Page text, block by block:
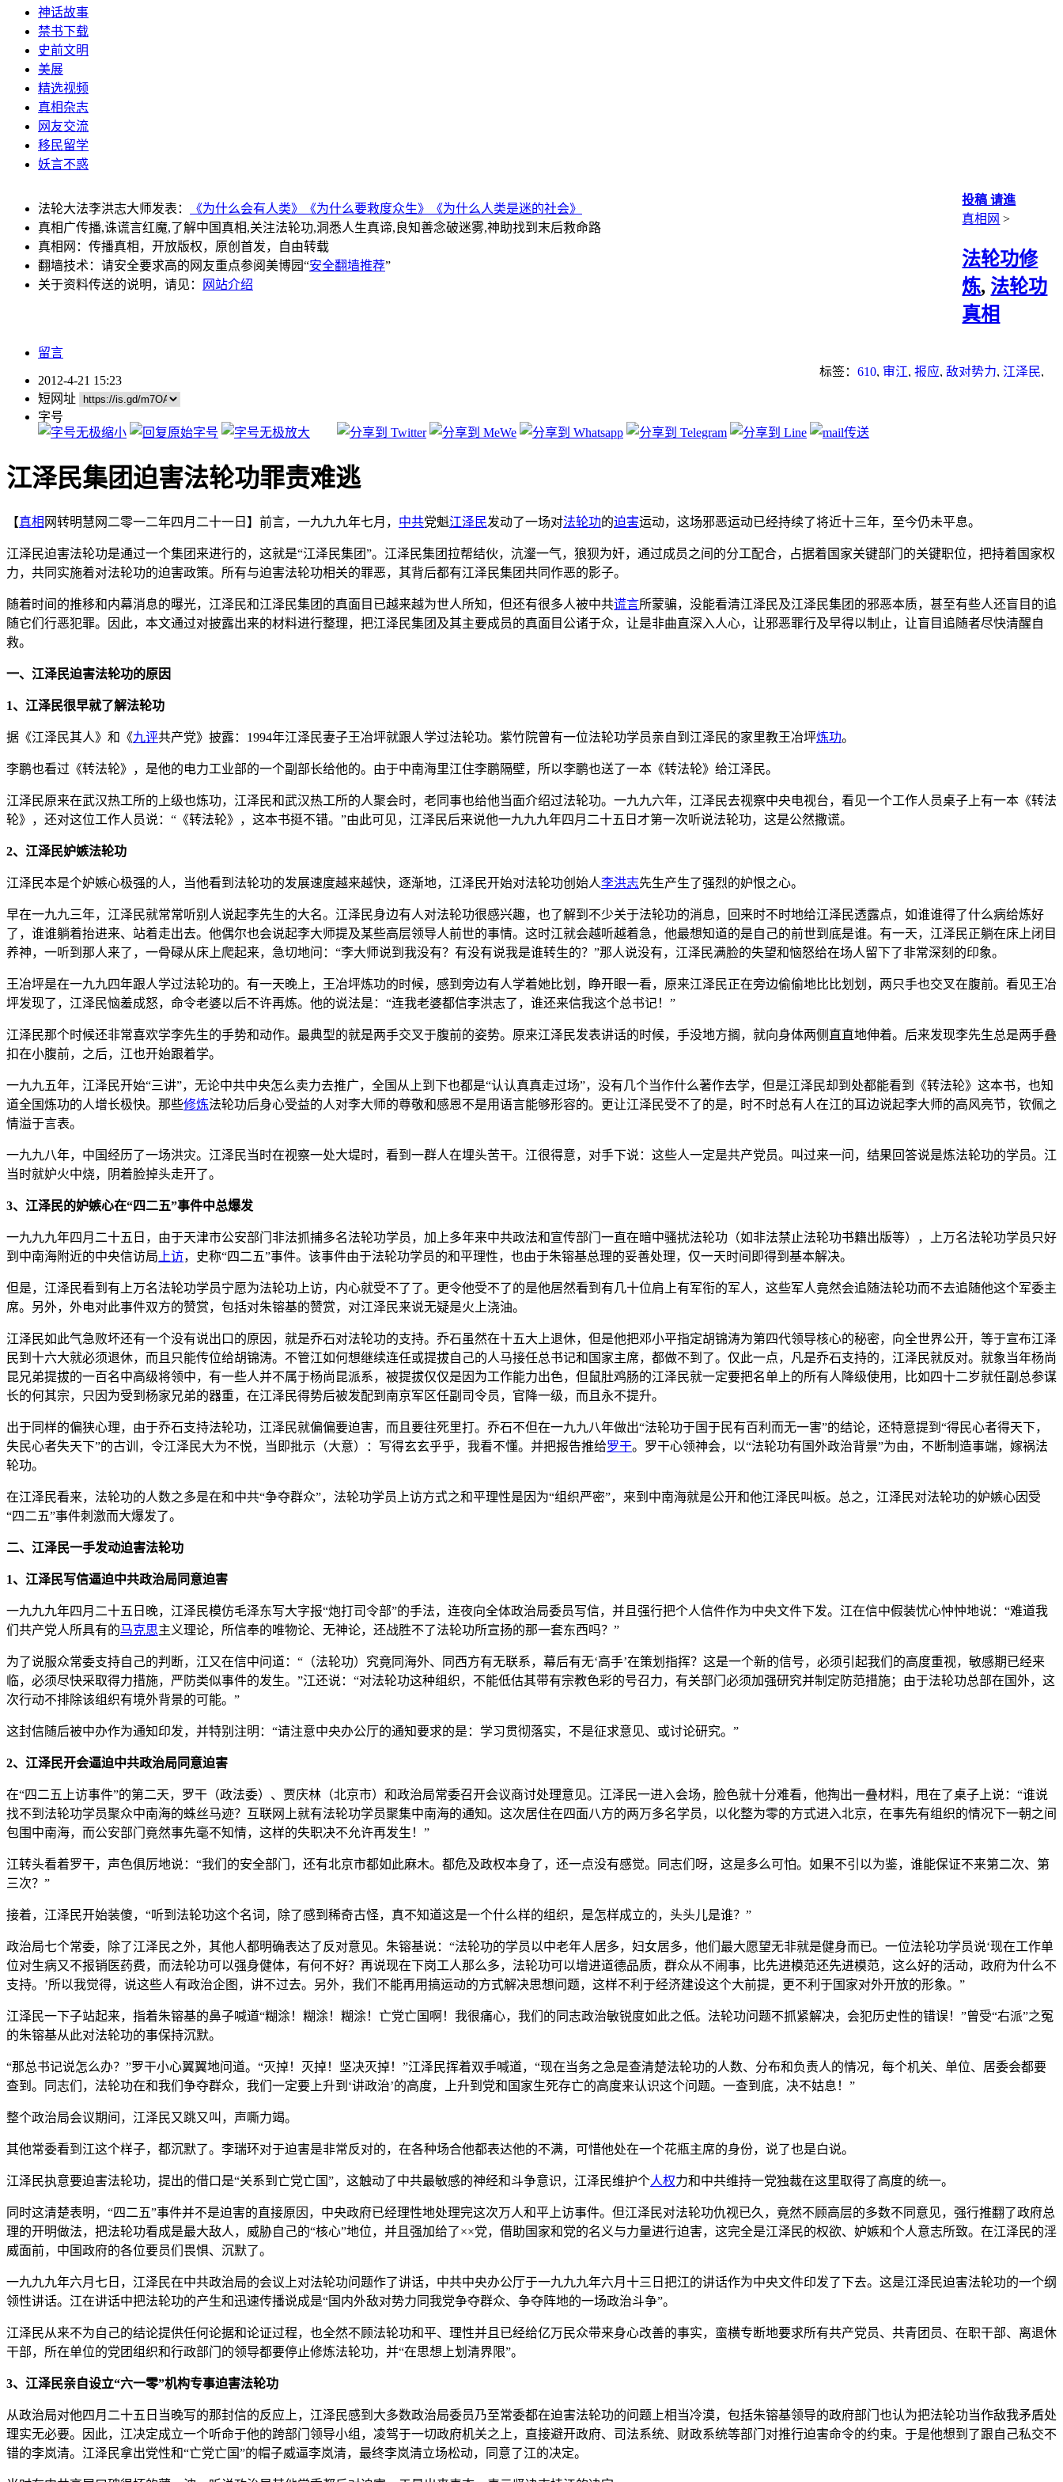
神话故事
禁书下载
史前文明
美展
精选视频
真相杂志
网友交流
移民留学
妖言不惑
法轮大法李洪志大师发表： 《为什么会有人类》 《为什么要救度众生》
《为什么人类是迷的社会》
真相广传播,诛谎言红魔,了解中国真相,关注法轮功,洞悉人生真谛,良知善念破迷雾,神助找到末后救命路
真相网：传播真相，开放版权，原创首发，自由转载
翻墙技术：请安全要求高的网友重点参阅美博园“安全翻墙推荐”
关于资料传送的说明，请见：
网站介绍
投稿 请進
真相网 >
法轮功修
炼, 法轮功
真相
留言
标签： 610, 审江, 报应, 敌对势力, 江泽民,
2012-4-21 15:23
短网址
字号
江泽民集团迫害法轮功罪责难逃
【真相 网转明慧网二零一二年四月二十一日】前言，一九九九年七月， 中共党魁江泽民发动了一场对法轮功的迫害运动，这场邪恶运动已经持续了将近十三年，至今仍未平息。
江泽民迫害法轮功是通过一个集团来进行的，这就是“江泽民集团”。江泽民集团拉帮结伙，沆瀣一气，狼狈为奸，通过成员之间的分工配合，占据着国家关键部门的关键职位，把持着国家权
力，共同实施着对法轮功的迫害政策。所有与迫害法轮功相关的罪恶，其背后都有江泽民集团共同作恶的影子。
随着时间的推移和内幕消息的曝光，江泽民和江泽民集团的真面目已越来越为世人所知，但还有很多人被中共谎言所蒙骗，没能看清江泽民及江泽民集团的邪恶本质，甚至有些人还盲目的追
随它们行恶犯罪。因此，本文通过对披露出来的材料进行整理，把江泽民集团及其主要成员的真面目公诸于众，让是非曲直深入人心，让邪恶罪行及早得以制止，让盲目追随者尽快清醒自
救。
一、江泽民迫害法轮功的原因
1、江泽民很早就了解法轮功
据《江泽民其人》和《九评共产党》披露：1994年江泽民妻子王冶坪就跟人学过法轮功。紫竹院曾有一位法轮功学员亲自到江泽民的家里教王冶坪炼功。
李鹏也看过《转法轮》，是他的电力工业部的一个副部长给他的。由于中南海里江住李鹏隔壁，所以李鹏也送了一本《转法轮》给江泽民。
江泽民原来在武汉热工所的上级也炼功，江泽民和武汉热工所的人聚会时，老同事也给他当面介绍过法轮功。一九九六年，江泽民去视察中央电视台，看见一个工作人员桌子上有一本《转法
轮》，还对这位工作人员说：“《转法轮》，这本书挺不错。”由此可见，江泽民后来说他一九九九年四月二十五日才第一次听说法轮功，这是公然撒谎。
2、江泽民妒嫉法轮功
江泽民本是个妒嫉心极强的人，当他看到法轮功的发展速度越来越快，逐渐地，江泽民开始对法轮功创始人李洪志先生产生了强烈的妒恨之心。
早在一九九三年，江泽民就常常听别人说起李先生的大名。江泽民身边有人对法轮功很感兴趣，也了解到不少关于法轮功的消息，回来时不时地给江泽民透露点，如谁谁得了什么病给炼好
了，谁谁躺着抬进来、站着走出去。他偶尔也会说起李大师提及某些高层领导人前世的事情。这时江就会越听越着急，他最想知道的是自己的前世到底是谁。有一天，江泽民正躺在床上闭目
养神，一听到那人来了，一骨碌从床上爬起来，急切地问：“李大师说到我没有？有没有说我是谁转生的？”那人说没有，江泽民满脸的失望和恼怒给在场人留下了非常深刻的印象。
王冶坪是在一九九四年跟人学过法轮功的。有一天晚上，王冶坪炼功的时候，感到旁边有人学着她比划，睁开眼一看，原来江泽民正在旁边偷偷地比比划划，两只手也交叉在腹前。看见王冶
坪发现了，江泽民恼羞成怒，命令老婆以后不许再炼。他的说法是：“连我老婆都信李洪志了，谁还来信我这个总书记！”
江泽民那个时候还非常喜欢学李先生的手势和动作。最典型的就是两手交叉于腹前的姿势。原来江泽民发表讲话的时候，手没地方搁，就向身体两侧直直地伸着。后来发现李先生总是两手叠
扣在小腹前，之后，江也开始跟着学。
一九九五年，江泽民开始“三讲”，无论中共中央怎么卖力去推广，全国从上到下也都是“认认真真走过场”，没有几个当作什么著作去学，但是江泽民却到处都能看到《转法轮》这本书，也知
道全国炼功的人增长极快。那些修炼法轮功后身心受益的人对李大师的尊敬和感恩不是用语言能够形容的。更让江泽民受不了的是，时不时总有人在江的耳边说起李大师的高风亮节，钦佩之
情溢于言表。
一九九八年，中国经历了一场洪灾。江泽民当时在视察一处大堤时，看到一群人在埋头苦干。江很得意，对手下说：这些人一定是共产党员。叫过来一问，结果回答说是炼法轮功的学员。江
当时就妒火中烧，阴着脸掉头走开了。
3、江泽民的妒嫉心在“四二五”事件中总爆发
一九九九年四月二十五日，由于天津市公安部门非法抓捕多名法轮功学员，加上多年来中共政法和宣传部门一直在暗中骚扰法轮功（如非法禁止法轮功书籍出版等），上万名法轮功学员只好
到中南海附近的中央信访局 上访，史称“四二五”事件。该事件由于法轮功学员的和平理性，也由于朱镕基总理的妥善处理，仅一天时间即得到基本解决。
但是，江泽民看到有上万名法轮功学员宁愿为法轮功上访，内心就受不了了。更令他受不了的是他居然看到有几十位肩上有军衔的军人，这些军人竟然会追随法轮功而不去追随他这个军委主
席。另外，外电对此事件双方的赞赏，包括对朱镕基的赞赏，对江泽民来说无疑是火上浇油。
江泽民如此气急败坏还有一个没有说出口的原因，就是乔石对法轮功的支持。乔石虽然在十五大上退休，但是他把邓小平指定胡锦涛为第四代领导核心的秘密，向全世界公开，等于宣布江泽
民到十六大就必须退休，而且只能传位给胡锦涛。不管江如何想继续连任或提拔自己的人马接任总书记和国家主席，都做不到了。仅此一点，凡是乔石支持的，江泽民就反对。就象当年杨尚
昆兄弟提拔的一百名中高级将领中，有一些人并不属于杨尚昆派系，被提拔仅仅是因为工作能力出色，但鼠肚鸡肠的江泽民就一定要把名单上的所有人降级使用，比如四十二岁就任副总参谋
长的何其宗，只因为受到杨家兄弟的器重，在江泽民得势后被发配到南京军区任副司令员，官降一级，而且永不提升。
出于同样的偏狭心理，由于乔石支持法轮功，江泽民就偏偏要迫害，而且要往死里打。乔石不但在一九九八年做出“法轮功于国于民有百利而无一害”的结论，还特意提到“得民心者得天下，
失民心者失天下”的古训，令江泽民大为不悦，当即批示（大意）：写得玄玄乎乎，我看不懂。并把报告推给罗干。罗干心领神会，以“法轮功有国外政治背景”为由，不断制造事端，嫁祸法
轮功。
在江泽民看来，法轮功的人数之多是在和中共“争夺群众”，法轮功学员上访方式之和平理性是因为“组织严密”，来到中南海就是公开和他江泽民叫板。总之，江泽民对法轮功的妒嫉心因受
“四二五”事件刺激而大爆发了。
二、江泽民一手发动迫害法轮功
1、江泽民写信逼迫中共政治局同意迫害
一九九九年四月二十五日晚，江泽民模仿毛泽东写大字报“炮打司令部”的手法，连夜向全体政治局委员写信，并且强行把个人信件作为中央文件下发。江在信中假装忧心忡忡地说：“难道我
们共产党人所具有的马克思主义理论，所信奉的唯物论、无神论，还战胜不了法轮功所宣扬的那一套东西吗？”
为了说服众常委支持自己的判断，江又在信中问道：“（法轮功）究竟同海外、同西方有无联系，幕后有无‘高手’在策划指挥？这是一个新的信号，必须引起我们的高度重视，敏感期已经来
临，必须尽快采取得力措施，严防类似事件的发生。”江还说：“对法轮功这种组织，不能低估其带有宗教色彩的号召力，有关部门必须加强研究并制定防范措施；由于法轮功总部在国外，这
次行动不排除该组织有境外背景的可能。”
这封信随后被中办作为通知印发，并特别注明：“请注意中央办公厅的通知要求的是：学习贯彻落实，不是征求意见、或讨论研究。”
2、江泽民开会逼迫中共政治局同意迫害
在“四二五上访事件”的第二天，罗干（政法委）、贾庆林（北京市）和政治局常委召开会议商讨处理意见。江泽民一进入会场，脸色就十分难看，他掏出一叠材料，甩在了桌子上说：“谁说
找不到法轮功学员聚众中南海的蛛丝马迹？互联网上就有法轮功学员聚集中南海的通知。这次居住在四面八方的两万多名学员，以化整为零的方式进入北京，在事先有组织的情况下一朝之间
包围中南海，而公安部门竟然事先毫不知情，这样的失职决不允许再发生！”
江转头看着罗干，声色俱厉地说：“我们的安全部门，还有北京市都如此麻木。都危及政权本身了，还一点没有感觉。同志们呀，这是多么可怕。如果不引以为鉴，谁能保证不来第二次、第
三次？”
接着，江泽民开始装傻，“听到法轮功这个名词，除了感到稀奇古怪，真不知道这是一个什么样的组织，是怎样成立的，头头儿是谁？”
政治局七个常委，除了江泽民之外，其他人都明确表达了反对意见。朱镕基说：“法轮功的学员以中老年人居多，妇女居多，他们最大愿望无非就是健身而已。一位法轮功学员说‘现在工作单
位对生病又不报销医药费，而法轮功可以强身健体，有何不好？再说现在下岗工人那么多，法轮功可以增进道德品质，群众从不闹事，比先进模范还先进模范，这么好的活动，政府为什么不
支持。’所以我觉得，说这些人有政治企图，讲不过去。另外，我们不能再用搞运动的方式解决思想问题，这样不利于经济建设这个大前提，更不利于国家对外开放的形象。”
江泽民一下子站起来，指着朱镕基的鼻子喊道“糊涂！糊涂！糊涂！亡党亡国啊！我很痛心，我们的同志政治敏锐度如此之低。法轮功问题不抓紧解决，会犯历史性的错误！”曾受“右派”之冤
的朱镕基从此对法轮功的事保持沉默。
“那总书记说怎么办？”罗干小心翼翼地问道。“灭掉！灭掉！坚决灭掉！”江泽民挥着双手喊道，“现在当务之急是查清楚法轮功的人数、分布和负责人的情况，每个机关、单位、居委会都要
查到。同志们，法轮功在和我们争夺群众，我们一定要上升到‘讲政治’的高度，上升到党和国家生死存亡的高度来认识这个问题。一查到底，决不姑息！”
整个政治局会议期间，江泽民又跳又叫，声嘶力竭。
其他常委看到江这个样子，都沉默了。李瑞环对于迫害是非常反对的，在各种场合他都表达他的不满，可惜他处在一个花瓶主席的身份，说了也是白说。
江泽民执意要迫害法轮功，提出的借口是“关系到亡党亡国”，这触动了中共最敏感的神经和斗争意识，江泽民维护个人权力和中共维持一党独裁在这里取得了高度的统一。
同时这清楚表明，“四二五”事件并不是迫害的直接原因，中央政府已经理性地处理完这次万人和平上访事件。但江泽民对法轮功仇视已久，竟然不顾高层的多数不同意见，强行推翻了政府总
理的开明做法，把法轮功看成是最大敌人，威胁自己的“核心”地位，并且强加给了××党，借助国家和党的名义与力量进行迫害，这完全是江泽民的权欲、妒嫉和个人意志所致。在江泽民的淫
威面前，中国政府的各位要员们畏惧、沉默了。
一九九九年六月七日，江泽民在中共政治局的会议上对法轮功问题作了讲话，中共中央办公厅于一九九九年六月十三日把江的讲话作为中央文件印发了下去。这是江泽民迫害法轮功的一个纲
领性讲话。江在讲话中把法轮功的产生和迅速传播说成是“国内外敌对势力同我党争夺群众、争夺阵地的一场政治斗争”。
江泽民从来不为自己的结论提供任何论据和论证过程，也全然不顾法轮功和平、理性并且已经给亿万民众带来身心改善的事实，蛮横专断地要求所有共产党员、共青团员、在职干部、离退休
干部，所在单位的党团组织和行政部门的领导都要停止修炼法轮功，并“在思想上划清界限”。
3、江泽民亲自设立“六一零”机构专事迫害法轮功
从政治局对他四月二十五日当晚写的那封信的反应上，江泽民感到大多数政治局委员乃至常委都在迫害法轮功的问题上相当冷漠，包括朱镕基领导的政府部门也认为把法轮功当作敌我矛盾处
理实无必要。因此，江决定成立一个听命于他的跨部门领导小组，凌驾于一切政府机关之上，直接避开政府、司法系统、财政系统等部门对推行迫害命令的约束。于是他想到了跟自己私交不
错的李岚清。江泽民拿出党性和“亡党亡国”的帽子威逼李岚清，最终李岚清立场松动，同意了江的决定。